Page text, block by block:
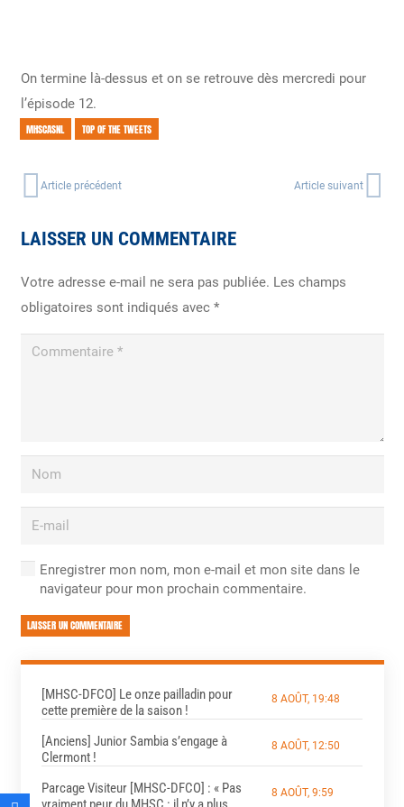
On termine là-dessus et on se retrouve dès mercredi pour
l’épisode 12.
MHSCASNL TOP OF THE TWEETS
Article précédent Article suivant
LAISSER UN COMMENTAIRE
Votre adresse e-mail ne sera pas publiée. Les champs
obligatoires sont indiqués avec *
Enregistrer mon nom, mon e-mail et mon site dans le
navigateur pour mon prochain commentaire.
LAISSER UN COMMENTAIRE
[MHSC-DFCO] Le onze pailladin pour
cette première de la saison !
8 AOÛT, 19:48
[Anciens] Junior Sambia s’engage à
Clermont !
8 AOÛT, 12:50
Parcage Visiteur [MHSC-DFCO] : « Pas
8 AOÛT, 9:59